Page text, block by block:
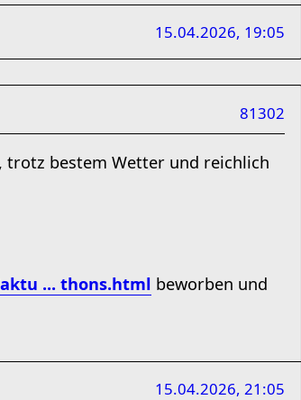
15.04.2026, 19:05
81302
trotz bestem Wetter und reichlich
... thons.html beworben und
15.04.2026, 21:05